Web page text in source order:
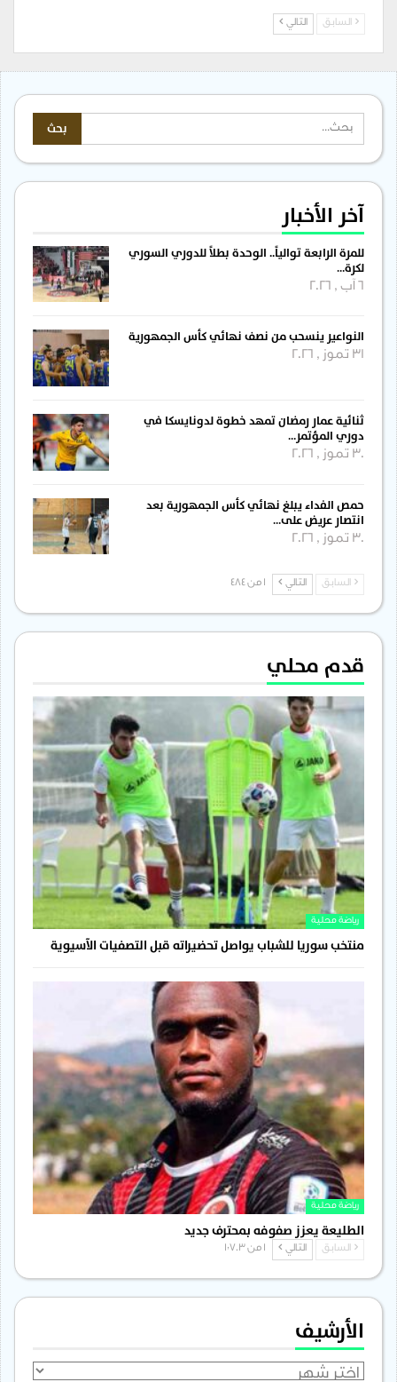
السابق التالي
آخر الأخبار
للمرة الرابعة توالياً.. الوحدة بطلاً للدوري السوري
لكرة…
النواعير ينسحب من نصف نهائي كأس الجمهورية
31 تموز , 2026
ثنائية عمار رمضان تمهد خطوة لدونايسكا في
دوري المؤتمر…
30 تموز , 2026
حمص الفداء يبلغ نهائي كأس الجمهورية بعد
انتصار عريض على…
30 تموز , 2026
السابق التالي
قدم محلي
رياضة محلية
منتخب سوريا للشباب يواصل تحضيراته قبل التصفيات الآسيوية
رياضة محلية
الطليعة يعزز صفوفه بمحترف جديد
السابق التالي
الأرشيف
الأرشيف